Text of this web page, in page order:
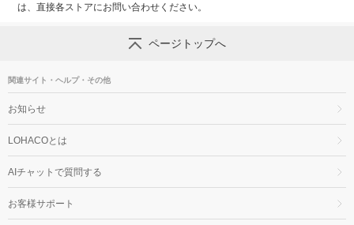
は、直接各ストアにお問い合わせください。
ページトップへ
関連サイト・ヘルプ・その他
お知らせ
LOHACOとは
AIチャットで質問する
お客様サポート